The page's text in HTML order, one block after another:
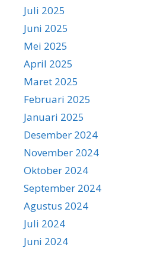
Juli 2025
Juni 2025
Mei 2025
April 2025
Maret 2025
Februari 2025
Januari 2025
Desember 2024
November 2024
Oktober 2024
September 2024
Agustus 2024
Juli 2024
Juni 2024